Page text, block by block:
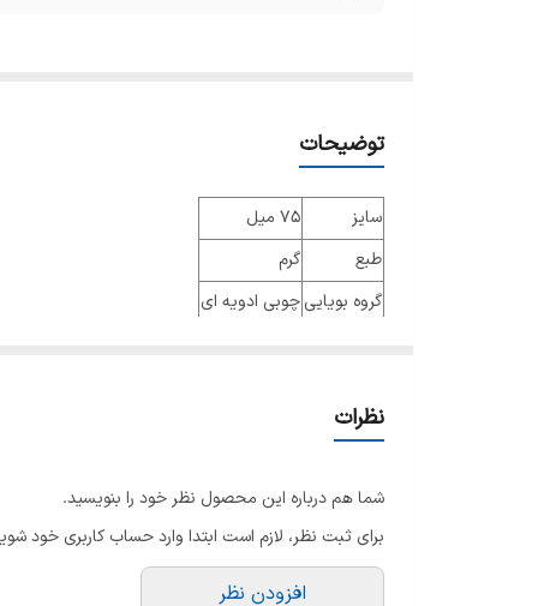
توضیحات
سایز
75 میل
طبع
گرم
گروه بویاییچوبی ادویه ای
نوع عطر
ماندگاری
زیاد
پراکندگی
متوسط
رایحه اولیه: کهربا، رام (نوشیدنی)، وانیل، نت های
نظرات
شما هم درباره این محصول نظر خود را بنویسید.
برای ثبت نظر، لازم است ابتدا وارد حساب کاربری خود
افزودن نظر